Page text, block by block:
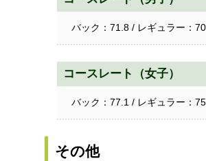
バック：71.8 / レギュラー：
コースレート（女子）
バック：77.1 / レギュラー：
その他